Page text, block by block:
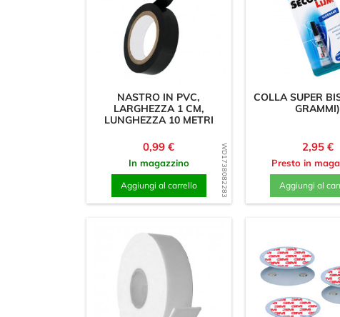
WD1738082283
NASTRO IN PVC,
LARGHEZZA 1 CM,
LUNGHEZZA 10 METRI
Prezzo
0,99 €
In magazzino
Aggiungi al carrello
COLLA SUPER
GRAMMI)
Prezzo
2,95 €
Presto in
Aggiungi al